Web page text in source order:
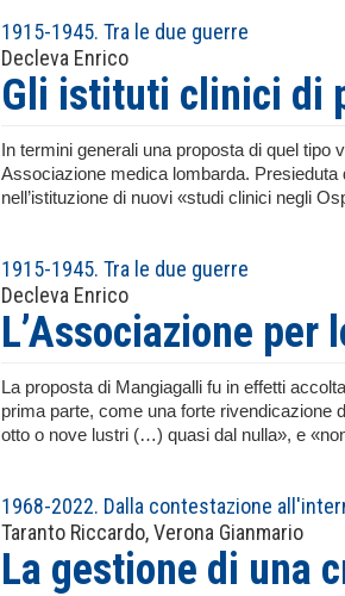
1915-1945. Tra le due guerre
Decleva Enrico
Gli istituti clinici di
In termini generali una proposta di quel
Associazione medica lombarda.
nell’istituzione di nuovi «studi clinici negli
1915-1945. Tra le due guerre
Decleva Enrico
L’Associazione
La proposta di Mangiagalli fu in effetti
prima parte, come una forte rivendicazione
otto o nove lustri (…) quasi dal nulla», e
1968-2022. Dalla contestazione
Taranto Riccardo, Verona Gianmario
La gestione di una